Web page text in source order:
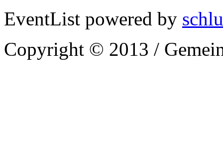
EventList powered by
Copyright © 2013 /